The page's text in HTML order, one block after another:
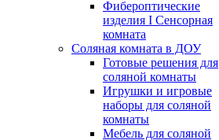
Фибероптические
изделия I Сенсорная
комната
Соляная комната в ДОУ
Готовые решения для
соляной комнаты
Игрушки и игровые
наборы для соляной
комнаты
Мебель для соляной